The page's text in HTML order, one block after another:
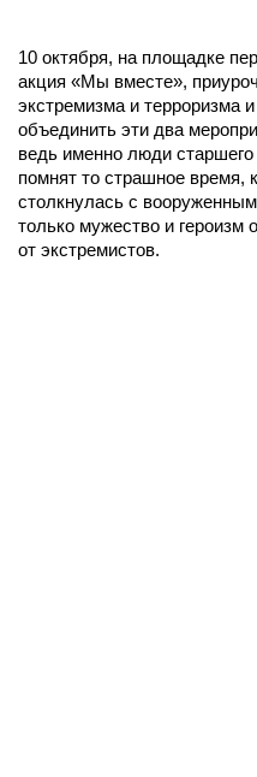
10 октября, на площадке
акция «Мы вместе»,
экстремизма и
объединить эти два
ведь именно люди
помнят то страшное время,
столкнулась с
только мужество и
от экстремистов.